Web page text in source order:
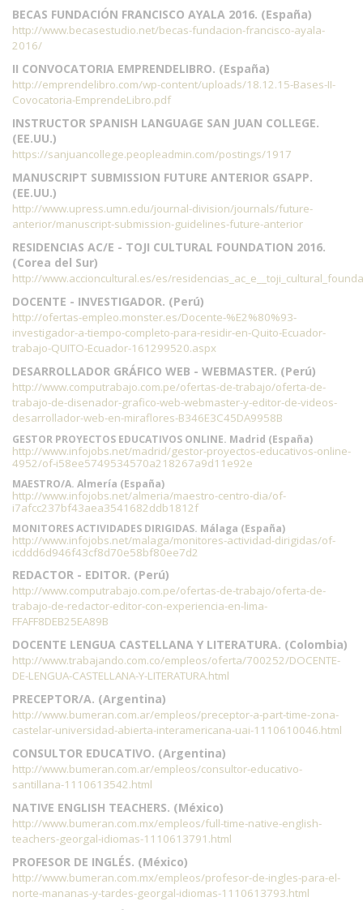
BECAS FUNDACIÓN FRANCISCO AYALA 2016. (España)
http://www.becasestudio.net/becas-fundacion-francisco-ayala-
2016/
II CONVOCATORIA EMPRENDELIBRO. (España)
http://emprendelibro.com/wp-content/uploads/18.12.15-Bases-II-
Covocatoria-EmprendeLibro.pdf
INSTRUCTOR SPANISH LANGUAGE SAN JUAN COLLEGE.
(EE.UU.)
https://sanjuancollege.peopleadmin.com/postings/1917
MANUSCRIPT SUBMISSION FUTURE ANTERIOR GSAPP.
(EE.UU.)
http://www.upress.umn.edu/journal-division/journals/future-
anterior/manuscript-submission-guidelines-future-anterior
RESIDENCIAS AC/E - TOJI CULTURAL FOUNDATION 2016.
(Corea del Sur)
http://www.accioncultural.es/es/
DOCENTE - INVESTIGADOR. (Perú)
http://ofertas-empleo.monster.es/Docente-%E2%80%93-
investigador-a-tiempo-completo-para-residir-en-Quito-Ecuador-
trabajo-QUITO-Ecuador-161299520.aspx
DESARROLLADOR GRÁFICO WEB - WEBMASTER. (Perú)
http://www.computrabajo.com.pe/ofertas-de-trabajo/oferta-de-
trabajo-de-disenador-grafico-web-webmaster-y-editor-de-videos-
desarrollador-web-en-miraflores-B346E3C45DA9958B
GESTOR PROYECTOS EDUCATIVOS ONLINE. Madrid (España)
http://www.infojobs.net/madrid/gestor-proyectos-educativos-online-
4952/of-i58ee5749534570a218267a9d11e92e
MAESTRO/A. Almería (España)
http://www.infojobs.net/almeria/maestro-centro-dia/of-
i7afcc237bf43aea3541682ddb1812f
MONITORES ACTIVIDADES DIRIGIDAS. Málaga (España)
http://www.infojobs.net/malaga/monitores-actividad-dirigidas/of-
icddd6d946f43cf8d70e58bf80ee7d2
REDACTOR - EDITOR. (Perú)
http://www.computrabajo.com.pe/ofertas-de-trabajo/oferta-de-
trabajo-de-redactor-editor-con-experiencia-en-lima-
FFAFF8DEB25EA89B
DOCENTE LENGUA CASTELLANA Y LITERATURA. (Colombia)
http://www.trabajando.com.co/empleos/oferta/700252/DOCENTE-
DE-LENGUA-CASTELLANA-Y-LITERATURA.html
PRECEPTOR/A. (Argentina)
http://www.bumeran.com.ar/empleos/preceptor-a-part-time-zona-
castelar-universidad-abierta-interamericana-uai-1110610046.html
CONSULTOR EDUCATIVO. (Argentina)
http://www.bumeran.com.ar/empleos/consultor-educativo-
santillana-1110613542.html
NATIVE ENGLISH TEACHERS. (México)
http://www.bumeran.com.mx/empleos/full-time-native-english-
teachers-georgal-idiomas-1110613791.html
PROFESOR DE INGLÉS. (México)
http://www.bumeran.com.mx/empleos/profesor-de-ingles-para-el-
norte-mananas-y-tardes-georgal-idiomas-1110613793.html